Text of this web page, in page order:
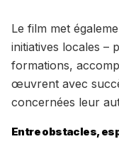
Le film met
initiatives locales –
formations,
œuvrent avec
concernées leur
Entre obstacles,